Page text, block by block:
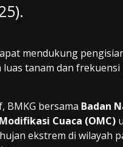
mendukung
tanam dan frekuensi
BMKG bersama Badan
Cuaca (OMC)
ekstrem di wilayah